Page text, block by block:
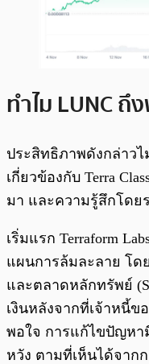
ทำไม LUNC ถึ
ประสิทธิภาพดังกล่าว
เกี่ยวข้องกับ Terra
มา และความรู้สึกโดย
เริ่มแรก Terraform
แผนการล้มละลาย โ
และตลาดหลักทรัพย์
เงินหลังจากที่เจ้าหนี้ข
พอใจ การแก้ไขปัญห
หวัง ตามที่เห็นได้จาก